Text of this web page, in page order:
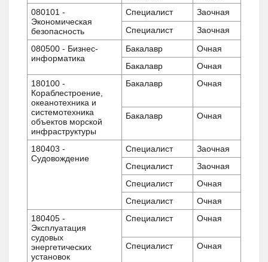
080101 -
Экономическая
безопасность
Специалист
Заочная
Специалист
Заочная
080500 - Бизнес-
информатика
Бакалавр
Очная
Бакалавр
Очная
180100 -
Кораблестроение,
океанотехника и
системотехника
объектов морской
инфраструктуры
Бакалавр Очная
Бакалавр Очная
180403 -
Судовождение
Специалист
Заочная
Специалист
Заочная
Специалист
Очная
Специалист
Очная
180405 -
Эксплуатация
судовых
энергетических
установок
Специалист Очная
Специалист Очная